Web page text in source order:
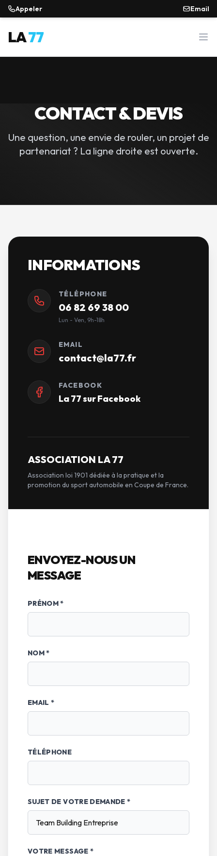
Appeler Email
LA77
CONTACT & DEVIS
Une question, une envie de rouler, un projet de
partenariat ? La ligne droite est ouverte.
INFORMATIONS
TÉLÉPHONE
06 82 69 38 00
Lun - Ven, 9h-18h
EMAIL
contact@la77.fr
FACEBOOK
La 77 sur Facebook
ASSOCIATION LA 77
Association loi 1901 dédiée à la pratique et la
promotion du sport automobile en Coupe de France.
ENVOYEZ-NOUS UN
MESSAGE
PRÉNOM *
NOM *
EMAIL *
TÉLÉPHONE
SUJET DE VOTRE DEMANDE *
VOTRE MESSAGE *